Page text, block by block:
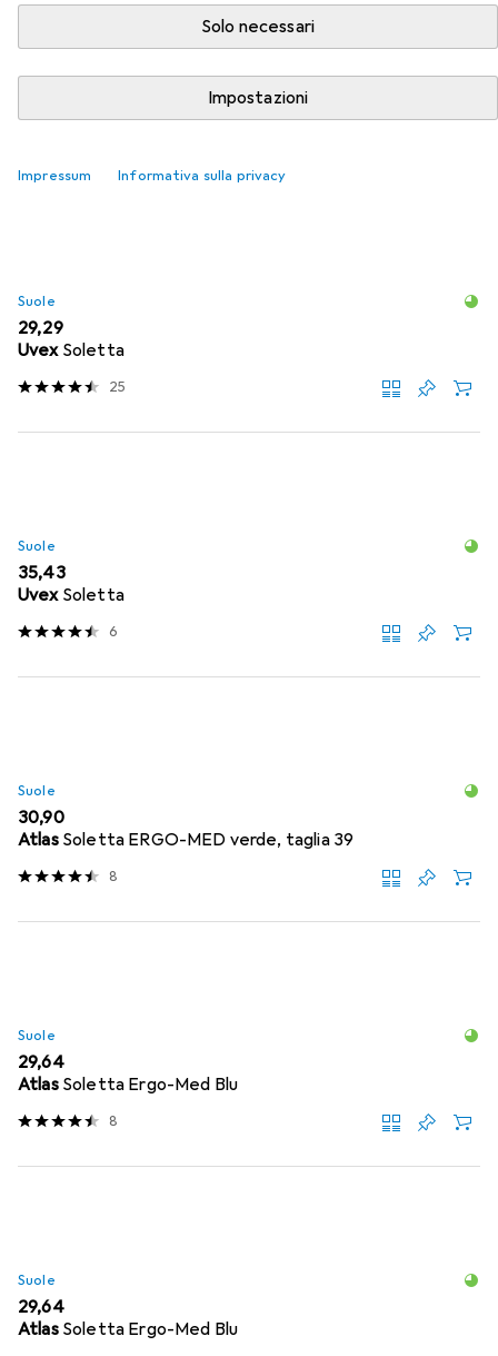
Solo necessari
Impostazioni
Impressum Informativa sulla privacy
EUR
31,20
Suole
EUR
29,29
Uvex Soletta
25
Suole
EUR
35,43
Uvex Soletta
6
Suole
EUR
30,90
Atlas Soletta ERGO-MED verde, taglia 39
8
Suole
EUR
29,64
Atlas Soletta Ergo-Med Blu
8
Suole
EUR
29,64
Atlas Soletta Ergo-Med Blu